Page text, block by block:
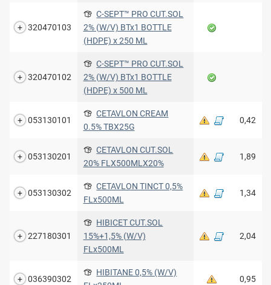
320470103
C-SEPT™ PRO CUT.SOL
2% (W/V) BTx1 BOTTLE
(HDPE) x 250 ML
320470102
C-SEPT™ PRO CUT.SOL
2% (W/V) BTx1 BOTTLE
(HDPE) x 500 ML
053130101
CETAVLON CREAM
0.5% TBX25G
0,42
053130201
CETAVLON CUT.SOL
20% FLX500MLX20%
1,89
053130302
CETAVLON TINCT 0,5%
FLx500ML
1,34
227180301
HIBICET CUT.SOL
15%+1,5% (W/V)
FLx500ML
2,04
036390302
HIBITANE 0,5% (W/V)
0,95